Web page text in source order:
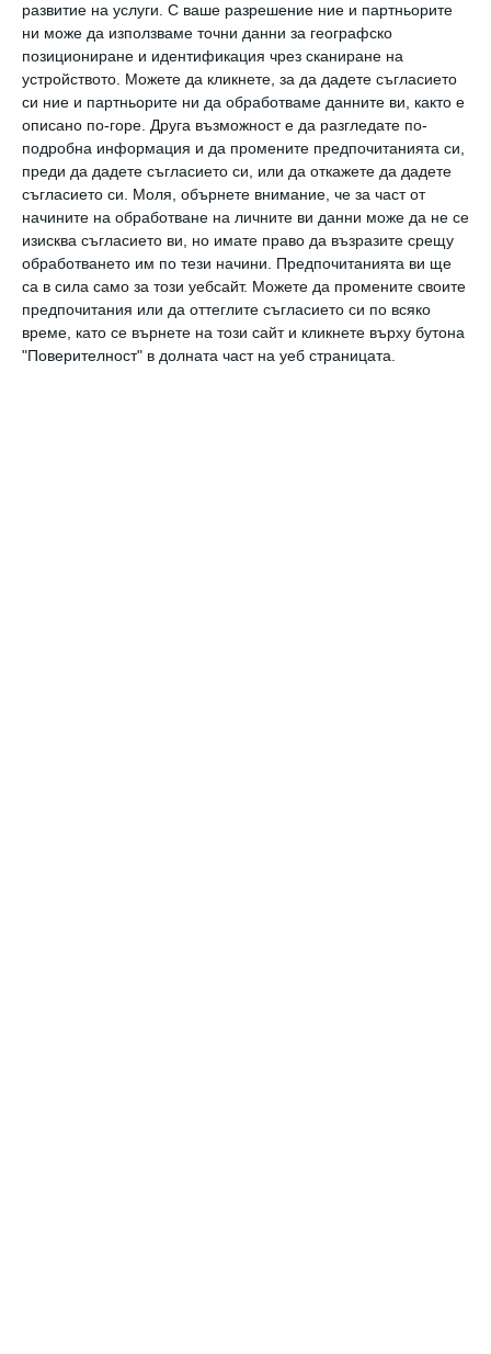
развитие на услуги. С ваше разрешение ние и партньорите
ни може да използваме точни данни за географско
позициониране и идентификация чрез сканиране на
устройството. Можете да кликнете, за да дадете съгласието
си ние и партньорите ни да обработваме данните ви, както е
описано по-горе. Друга възможност е да разгледате по-
подробна информация и да промените предпочитанията си,
преди да дадете съгласието си, или да откажете да дадете
съгласието си. Моля, обърнете внимание, че за част от
начините на обработване на личните ви данни може да не се
изисква съгласието ви, но имате право да възразите срещу
обработването им по тези начини. Предпочитанията ви ще
са в сила само за този уебсайт. Можете да промените своите
предпочитания или да оттеглите съгласието си по всяко
време, като се върнете на този сайт и кликнете върху бутона
"Поверителност" в долната част на уеб страницата.
Бяха раздадени и много индивидуални
награди: най-добър вратар, най-добър
защитник, най-добър халф, голмайстор на
турнира и най-техничен играч. Децата
получиха и специални награди от
партньорите на събитието, а „Бест
Фрутс” се погрижи за свежия плодов вкус.
Две поредни съботи и недели зала „Сиконко”'
бе препълнена от детски смях,
състезателен дух, вълнуващи